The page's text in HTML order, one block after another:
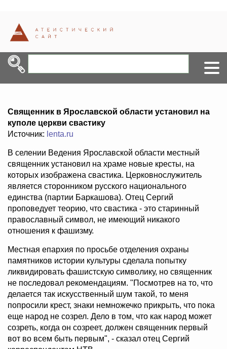
Священник в Ярославской области установил на
куполе церкви свастику
Источник: lenta.ru
В селении Ведения Ярославской области местный
священник установил на храме новые кресты, на
которых изображена свастика. Церковнослужитель
является сторонником русского национального
единства (партии Баркашова). Отец Сергий
проповедует теорию, что свастика - это старинный
православный символ, не имеющий никакого
отношения к фашизму.
Местная епархия по просьбе отделения охраны
памятников истории культуры сделала попытку
ликвидировать фашистскую символику, но священник
не последовал рекомендациям. "Посмотрев на то, что
делается так искусственный шум такой, то меня
попросили крест, знаки немножечко прикрыть, что пока
еще народ не созрел. Дело в том, что как народ может
созреть, когда он созреет, должен священник первый
вот во всем быть первым", - сказал отец Сергий